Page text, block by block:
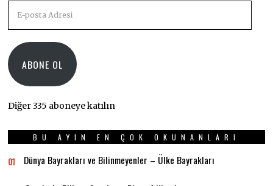
posta
ABONE OL
Diğer 335 aboneye katılın
BU AYIN EN ÇOK OKUNANLARI
01 Dünya Bayrakları ve Bilinmeyenler – Ülke Bayrakları